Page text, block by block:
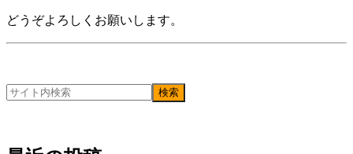
どうぞよろしくお願いします。